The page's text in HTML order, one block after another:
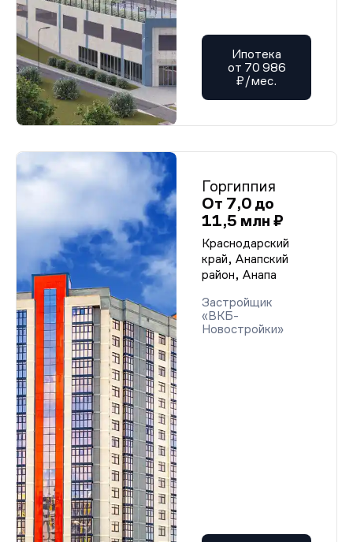
Ипотека
от 70 986
₽/мес.
Горгиппия
От 7,0 до
11,5 млн ₽
Краснодарский
край, Анапский
район, Анапа
Застройщик
«ВКБ-
Новостройки»